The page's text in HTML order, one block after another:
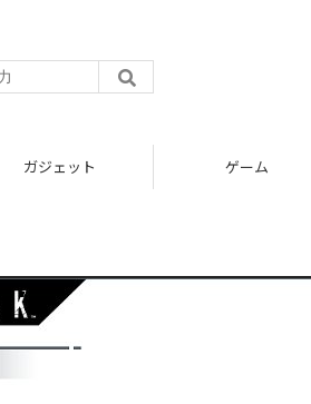
ガジェット ゲーム